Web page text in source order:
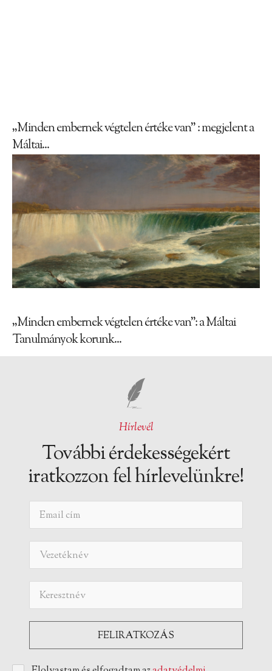
„Minden embernek végtelen értéke van” : megjelent a
Máltai...
„Minden embernek végtelen értéke van”: a Máltai
Tanulmányok korunk...
Hírlevél
További érdekességekért
iratkozzon fel hírlevelünkre!